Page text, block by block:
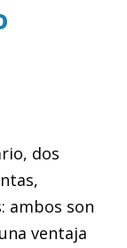
dos
ambos son
ventaja